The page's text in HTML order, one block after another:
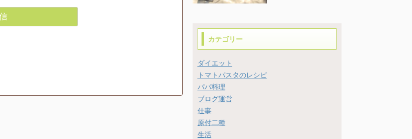
カテゴリー
ダイエット
トマトパスタのレシピ
パパ料理
ブログ運営
仕事
原付二種
生活